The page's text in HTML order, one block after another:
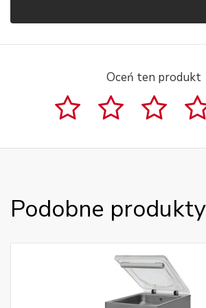
Oceń ten produkt
Podobne produkty